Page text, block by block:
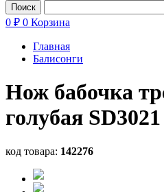
0 ₽ 0 Корзина
Главная
Балисонги
Нож бабочка
голубая SD3021
код товара: 142276